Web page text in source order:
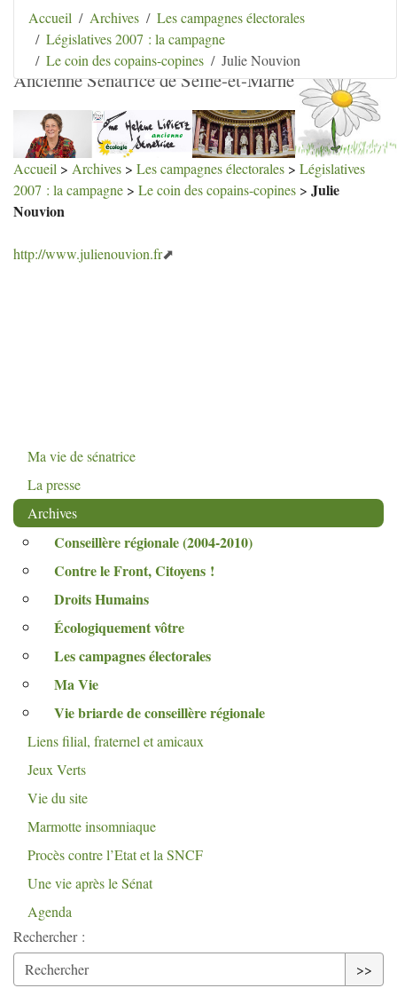
Aller au contenu | Aller au menu
Aller au menu
secondaire | Aller à la recherche
Hélène Lipietz
Ancienne Sénatrice de Seine-et-Marne
Accueil Archives
Les campagnes électorales
Législatives 2007 : la campagne
Le coin des copains-copines
Julie Nouvion
Accueil > Archives > Les campagnes électorales > Législatives
2007 : la campagne > Le coin des copains-copines > Julie
Nouvion
http://www.julienouvion.fr
Ma vie de sénatrice
La presse
Archives
Conseillère régionale (2004-2010)
Contre le Front, Citoyens !
Droits Humains
Écologiquement vôtre
Les campagnes électorales
Ma Vie
Vie briarde de conseillère régionale
Liens filial, fraternel et amicaux
Jeux Verts
Vie du site
Marmotte insomniaque
Procès contre l’Etat et la SNCF
Une vie après le Sénat
Agenda
Rechercher :
>>